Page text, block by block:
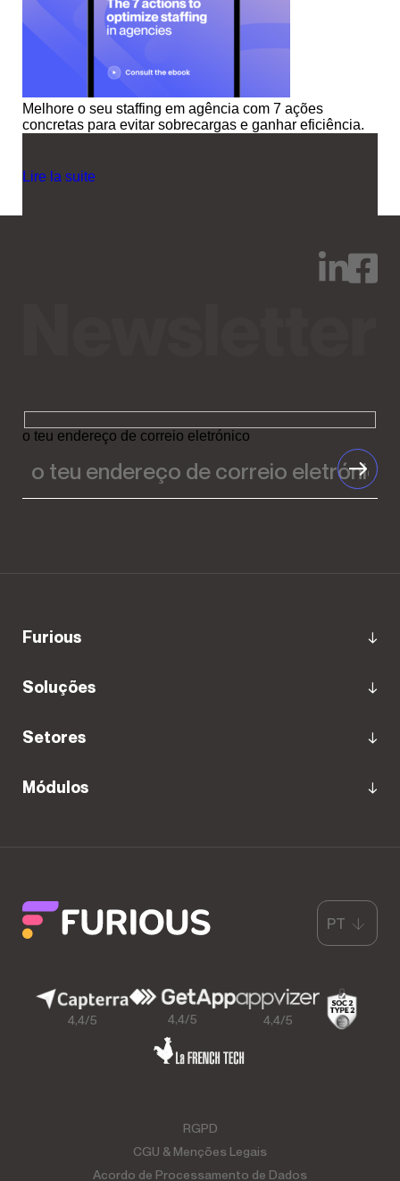
Melhore o seu staffing em agência com 7 ações
concretas para evitar sobrecargas e ganhar eficiência.
Lire la suite
o teu endereço de correio eletrónico
Furious
Soluções
Setores
Módulos
4,4/5 4,4/5 4,4/5
RGPD
CGU & Menções Legais
Acordo de Processamento de Dados
PT